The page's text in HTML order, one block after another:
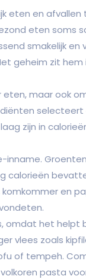
eten en afvallen
eten soms
smakelijk en
geheim zit
maar ook
zijn in
inname.
calorieën
en
omdat het helpt
vlees zoals
of tempeh.
pasta